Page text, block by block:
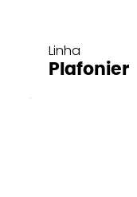
Linha
Plafonier